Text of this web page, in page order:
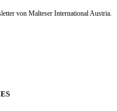
von Malteser International Austria.